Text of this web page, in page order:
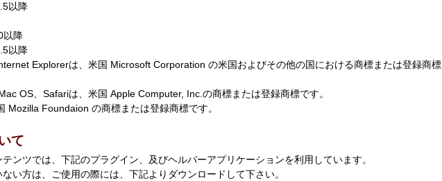
以降
以降
以降
Explorerは、米国 Microsoft Corporation の米国およびその他の国における商標または登録商標
OS、Safariは、米国 Apple Computer, Inc.の商標または登録商標です。
Mozilla Foundaion の商標または登録商標です。
て
ンツでは、下記のプラグイン、及びヘルパーアプリケーションを利用しています。
い方は、ご使用の際には、下記よりダウンロードして下さい。